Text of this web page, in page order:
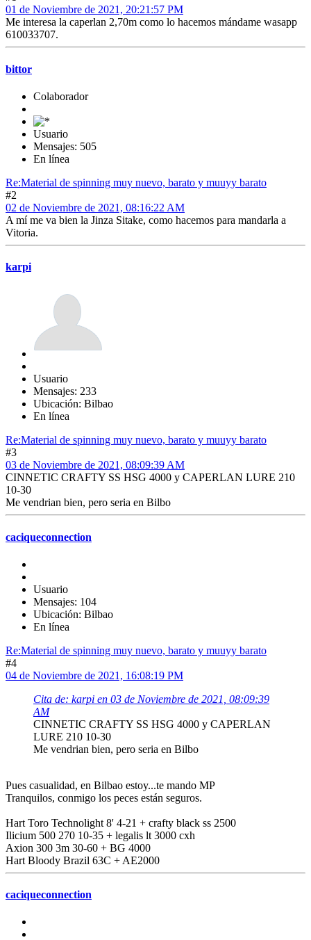
01 de Noviembre de 2021, 20:21:57 PM
Me interesa la caperlan 2,70m como lo hacemos mándame wasapp
610033707.
bittor
Colaborador
Usuario
Mensajes: 505
En línea
Re:Material de spinning muy nuevo, barato y muuyy barato
#2
02 de Noviembre de 2021, 08:16:22 AM
A mí me va bien la Jinza Sitake, como hacemos para mandarla a
Vitoria.
karpi
Usuario
Mensajes: 233
Ubicación: Bilbao
En línea
Re:Material de spinning muy nuevo, barato y muuyy barato
#3
03 de Noviembre de 2021, 08:09:39 AM
CINNETIC CRAFTY SS HSG 4000 y CAPERLAN LURE 210
10-30
Me vendrian bien, pero seria en Bilbo
caciqueconnection
Usuario
Mensajes: 104
Ubicación: Bilbao
En línea
Re:Material de spinning muy nuevo, barato y muuyy barato
#4
04 de Noviembre de 2021, 16:08:19 PM
Cita de: karpi en 03 de Noviembre de 2021, 08:09:39
AM
CINNETIC CRAFTY SS HSG 4000 y CAPERLAN
LURE 210 10-30
Me vendrian bien, pero seria en Bilbo
Pues casualidad, en Bilbao estoy...te mando MP
Tranquilos, conmigo los peces están seguros.
Hart Toro Technolight 8' 4-21 + crafty black ss 2500
Ilicium 500 270 10-35 + legalis lt 3000 cxh
Axion 300 3m 30-60 + BG 4000
Hart Bloody Brazil 63C + AE2000
caciqueconnection